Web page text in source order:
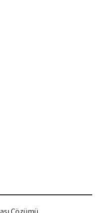
Çözümü